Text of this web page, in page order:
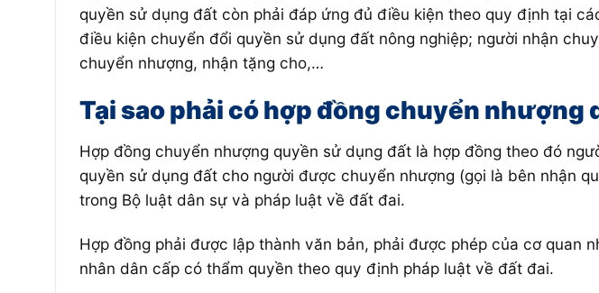
quyền sử dụng đất còn phải đáp ứng đủ điều kiện theo quy định tại
điều kiện chuyển đổi quyền sử dụng đất nông nghiệp; người nhận
chuyển nhượng, nhận tặng cho,…
Tại sao phải có hợp đồng chuyển nhượng
Hợp đồng chuyển nhượng quyền sử dụng đất là hợp đồng theo đó
quyền sử dụng đất cho người được chuyển nhượng (gọi là bên nhận
trong Bộ luật dân sự và pháp luật về đất đai.
Hợp đồng phải được lập thành văn bản, phải được phép của cơ quan
nhân dân cấp có thẩm quyền theo quy định pháp luật về đất đai.